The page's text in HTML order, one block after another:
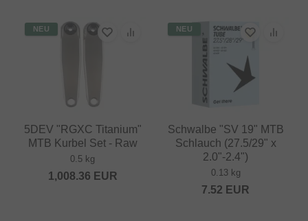
NEU
5DEV "RGXC Titanium"
MTB Kurbel Set - Raw
0.5 kg
1,008.36 EUR
NEU
Schwalbe "SV 19" MTB
Schlauch (27.5/29" x
2.0"-2.4")
0.13 kg
7.52 EUR